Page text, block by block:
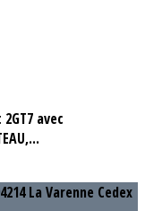
avec
La Varenne Cedex